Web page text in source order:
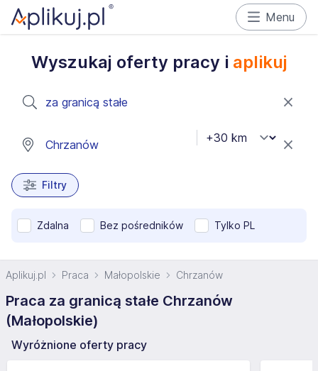
Menu
Wyszukaj oferty pracy i aplikuj
Filtry
Zdalna Bez pośredników Tylko PL
Aplikuj.pl Praca Małopolskie Chrzanów
Praca za granicą stałe Chrzanów
(Małopolskie)
Wyróżnione oferty pracy